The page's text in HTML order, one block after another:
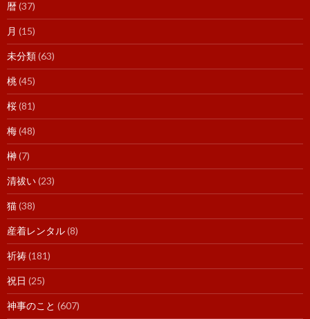
暦(37)
月 (15)
未分類(63)
桃(45)
桜(81)
梅(48)
榊(7)
清祓い(23)
猫(38)
産着レンタル(8)
祈祷(181)
祝日 (25)
神事のこと (607)